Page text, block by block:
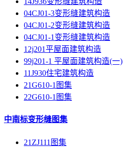
04CJ01-3变形缝建筑构造
04CJ01-2变形缝建筑构造
04CJ01-1变形缝建筑构造
12j201平屋面建筑构造
99j201-1 平屋面建筑构造(一)
11J930住宅建筑构造
21G610-1图集
22G610-1图集
中南标变形缝图集
21ZJ111图集